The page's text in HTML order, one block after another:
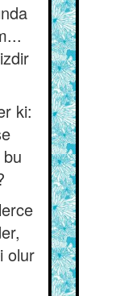
ki:
olur